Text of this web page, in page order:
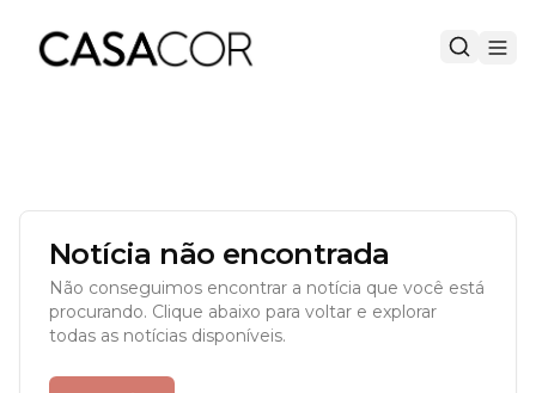
Notícia não encontrada
Não conseguimos encontrar a notícia que você está
procurando. Clique abaixo para voltar e explorar
todas as notícias disponíveis.